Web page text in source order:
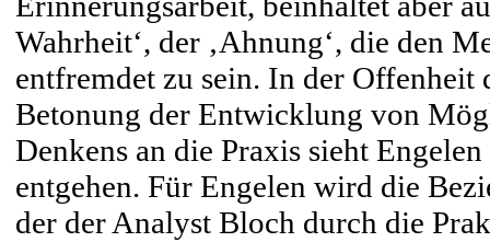
Wahrheit‘, der ‚Ahnung‘, die den
entfremdet zu sein. In der Offenheit
Betonung der Entwicklung von
Denkens an die Praxis sieht
entgehen. Für Engelen wird die
der der Analyst Bloch durch die